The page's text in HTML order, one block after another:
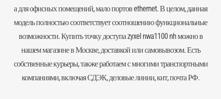
а для офисных помещений, мало портов ethernet. В целом, данная
модель полностью соответствует соотношению функциональные
возможности. Купитьточку доступаzyxel nwa1100 nh можно в
нашем магазине в Москве, доставкой или самовывозом. Есть
собственные курьеры, также работаем с многими транспортными
компаниями, включая СДЭК, деловые линии, кит, почта РФ.